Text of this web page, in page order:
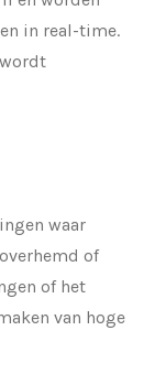
in real-time.
waar
of
of het
van hoge